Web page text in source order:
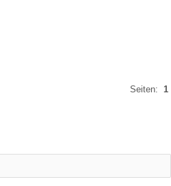
Seiten: 1